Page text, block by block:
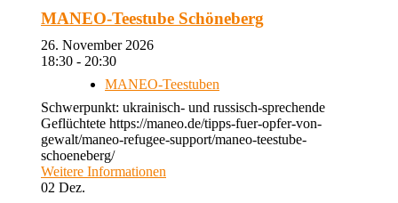
MANEO-Teestube Schöneberg
26. November 2026
18:30 - 20:30
MANEO-Teestuben
Schwerpunkt: ukrainisch- und russisch-sprechende
Geflüchtete https://maneo.de/tipps-fuer-opfer-von-
gewalt/maneo-refugee-support/maneo-teestube-
schoeneberg/
Weitere Informationen
02 Dez.